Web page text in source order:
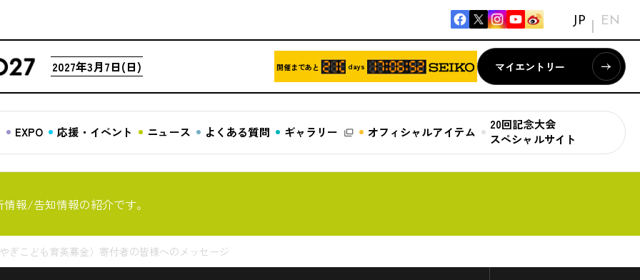
JP EN
2027年3月7日(日) 開催まであと days マイエントリー
EXPO 応援・イベント ニュース よくある質問 ギャラリー オフィシャルアイテム
20回記念大会
スペシャルサイト
情報/告知情報の紹介です。
ぎこども育英募金）寄付者の皆様へのメッセージ